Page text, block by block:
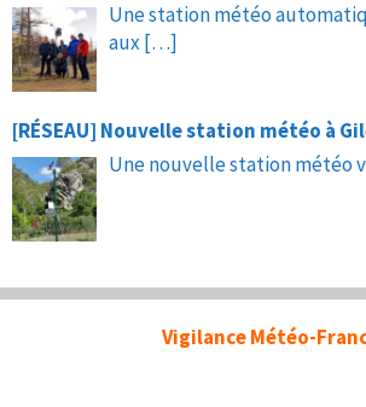
Une station météo
aux […]
[RÉSEAU] Nouvelle station météo à
Une nouvelle station météo
Vigilance Météo-